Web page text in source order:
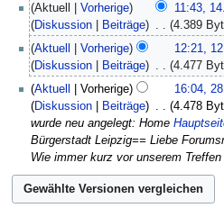
März
2010
Aktuell Vorherige 11:43,
Diskussion
Beiträge 4.389
K
e
i
n
e
B
e
a
r
b
September
2009
Aktuell Vorherige 12:21,
Diskussion
Beiträge 4.477
K
e
n
e
e
a
28.
Juni
2009
Aktuell Vorherige 16:04,
Diskussion
Beiträge 4.478
wurde neu angelegt: Home
Bürgerstadt Leipzig== Liebe
Wie immer kurz vor unserem